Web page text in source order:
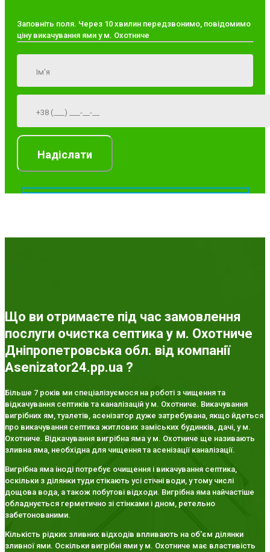
Заповніть поля. Через 10 хвилин передзвонимо, повідомимо
ціну викачування ями у м. Охотниче
Що ви отримаєте під час замовлення
послуги очистка септика у м. Охотниче
Дніпропетровська обл. від компанії
Asenizator24.pp.ua ?
Більше 7 років ми спеціалізуємося на роботі з чищення та
відкачування септиків та каналізацій у м. Охотниче. Викачування
вигрібних ям, туалетів, асенізатор дуже затребувана, якщо йдеться
про викачування септика житлових заміських будинків, дачі, у м.
Охотниче. Відкачування вигрібна яма у м. Охотниче ще називають
зливна яма, необхідна для чищення та асенізації каналізації.
Вигрібна яма іноді потребує очищення і викачування септика,
оскільки з ділянки туди стікають усі стічні води, у тому числі
дощова вода, а також побутові відходи. Вигрібна яма найчастіше
обладнується герметично зі стінками і дном, ретельно
забетонованими.
Кількість рідких зливних відходів впливають на об'єм ділянки
зливної ями. Оскільки вигрібні ями у м. Охотниче має властивість